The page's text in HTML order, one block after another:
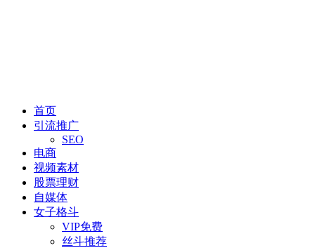
首页
引流推广
SEO
电商
视频素材
股票理财
自媒体
女子格斗
VIP免费
丝斗推荐